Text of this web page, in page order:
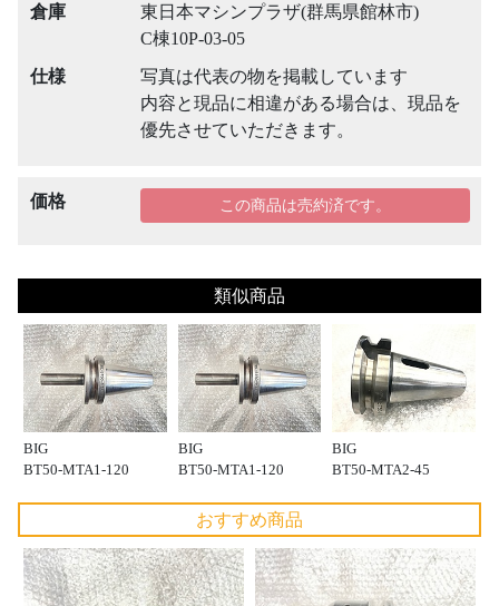
倉庫
東日本マシンプラザ(群馬県館林市)
C棟10P-03-05
仕様
写真は代表の物を掲載しています
内容と現品に相違がある場合は、現品を
優先させていただきます。
価格 この商品は売約済です。
類似商品
BIG
BT50-MTA1-120
BIG
BT50-MTA1-120
BIG
BT50-MTA2-45
おすすめ商品